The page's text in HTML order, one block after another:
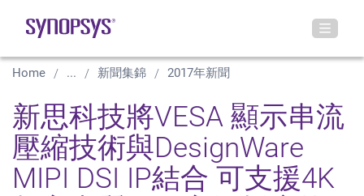
Home ... 新聞集錦 2017年新聞
新思科技將VESA 顯示串流
壓縮技術與DesignWare
MIPI DSI IP結合 可支援4K